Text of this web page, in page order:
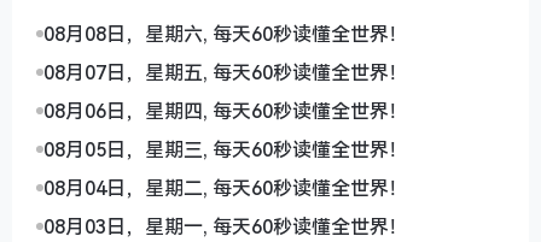
08月08日，星期六, 每天60秒读懂全世界！
08月07日，星期五, 每天60秒读懂全世界！
08月06日，星期四, 每天60秒读懂全世界！
08月05日，星期三, 每天60秒读懂全世界！
08月04日，星期二, 每天60秒读懂全世界！
08月03日，星期一, 每天60秒读懂全世界！